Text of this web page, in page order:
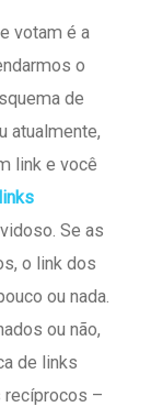
votam é a
o
de
atualmente,
link e você
links
Se as
o link dos
ou nada.
ou não,
de links
recíprocos –